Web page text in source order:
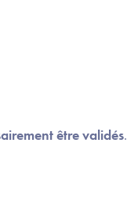
être validés.